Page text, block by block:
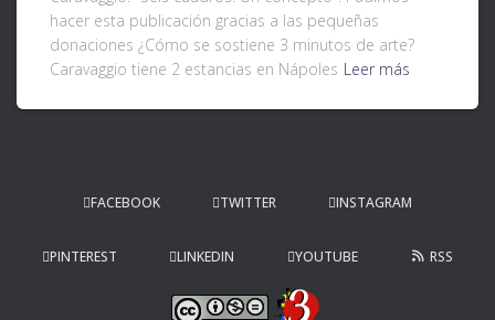
hacer esta publicación gracias a las pequeñas
donaciones ¿Cómo se sostiene 3 minutos de arte?
Caravaggio tiene 2 estancias en Nápoles Leer más
FACEBOOK TWITTER INSTAGRAM
PINTEREST LINKEDIN YOUTUBE RSS